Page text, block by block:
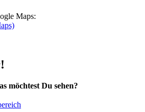
Maps:
möchtest Du sehen?